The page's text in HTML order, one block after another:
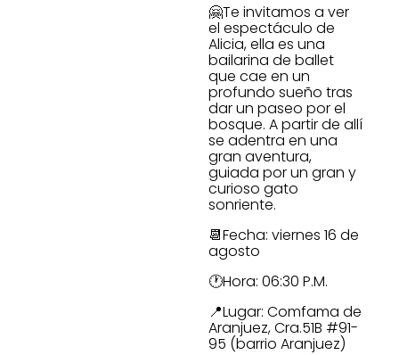
🤗Te invitamos a ver
el espectáculo de
Alicia, ella es una
bailarina de ballet
que cae en un
profundo sueño tras
dar un paseo por el
bosque. A partir de allí
se adentra en una
gran aventura,
guiada por un gran y
curioso gato
sonriente.
📆Fecha: viernes 16 de
agosto
🕐Hora: 06:30 P.M.
📍Lugar: Comfama de
Aranjuez, Cra.51B #91-
95 (barrio Aranjuez)